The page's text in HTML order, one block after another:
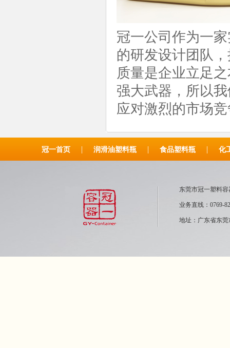
冠一公司作为一
的研发设计团队
质量是企业立足
强大武器，所以
应对激烈的市场
冠一首页 | 润滑油塑料瓶 | 食品塑料瓶 | 化
东莞市冠一塑
业务直线：0769-
地址：广东省